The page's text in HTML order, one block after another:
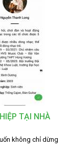
TẠI NHÀ
không chỉ dừng